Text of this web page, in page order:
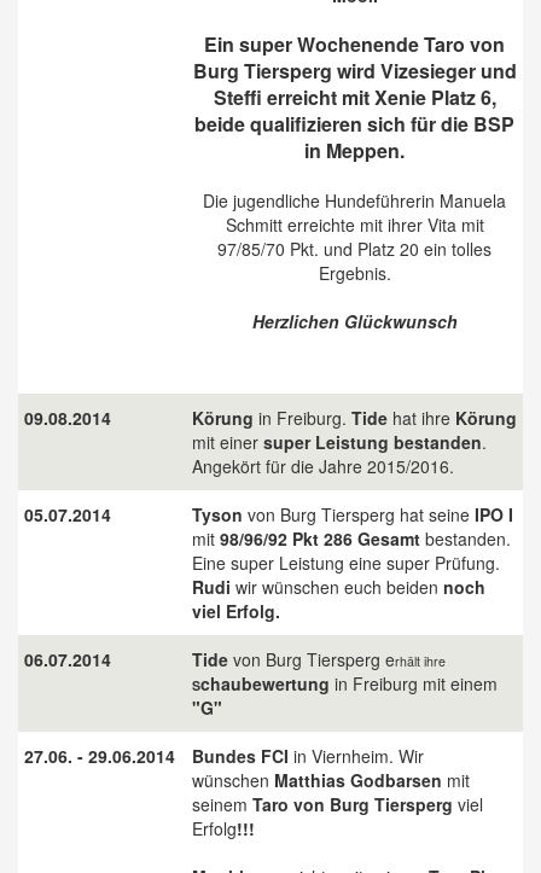
Ein super Wochenende Taro von
Burg Tiersperg wird Vizesieger und
Steffi erreicht mit Xenie Platz 6,
beide qualifizieren sich für die BSP
in Meppen.
Die jugendliche Hundeführerin Manuela
Schmitt erreichte mit ihrer Vita mit
97/85/70 Pkt. und Platz 20 ein tolles
Ergebnis.
Herzlichen Glückwunsch
09.08.2014 Körung in Freiburg. Tide hat ihre Körung
mit einer super Leistung bestanden.
Angekört für die Jahre 2015/2016.
05.07.2014
Tyson von Burg Tiersperg hat seine IPO I
mit 98/96/92 Pkt 286 Gesamt bestanden.
Eine super Leistung eine super Prüfung.
Rudi wir wünschen euch beiden noch
viel Erfolg.
06.07.2014
Tide von Burg Tiersperg erhält ihre
Schaubewertung in Freiburg mit einem
"G"
27.06. - 29.06.2014
Bundes FCI in Viernheim. Wir
wünschen Matthias Godbarsen mit
seinem Taro von Burg Tiersperg viel
Erfolg!!!